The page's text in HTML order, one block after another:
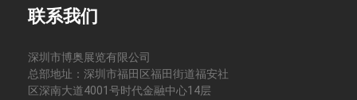
联系我们
深圳市博奥展览有限公司
总部地址：深圳市福田区福田街道福安社
区深南大道4001号时代金融中心14层